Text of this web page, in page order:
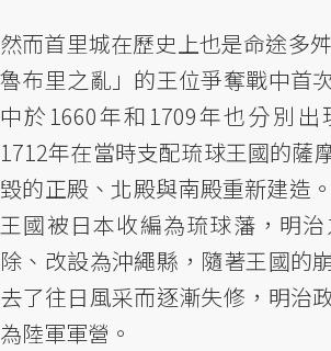
然而首里城在歷史上也是命途多
魯布里之亂」的王位爭奪戰中首
中於1660年和1709年也分別出
1712年在當時支配琉球王國的薩
毀的正殿、北殿與南殿重新建造
王國被日本收編為琉球藩，明
除、改設為沖繩縣，隨著王國的
去了往日風采而逐漸失修，明治
為陸軍軍營。